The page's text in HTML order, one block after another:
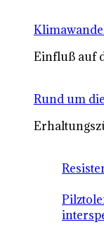
Einfluß auf
Rund um